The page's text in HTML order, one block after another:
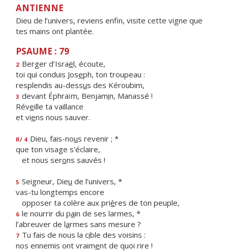
ANTIENNE
Dieu de l’univers, reviens enfin, visite cette vigne que
tes mains ont plantée.
PSAUME : 79
2 Berger d’Israël, écoute,
toi qui conduis Joseph, ton troupeau :
resplendis au-dessus des Kéroubim,
3 devant Éphraïm, Benjamin, Manassé !
Réveille ta vaillance
et viens nous sauver.
R/ 4 Dieu, fais-nous revenir ; *
que ton visage s’éclaire,
et nous serons sauvés !
5 Seigneur, Dieu de l’univers, *
vas-tu longtemps encore
opposer ta colère aux prières de ton peuple,
6 le nourrir du pain de ses larmes, *
l’abreuver de larmes sans mesure ?
7 Tu fais de nous la cible des voisins :
nos ennemis ont vraiment de quoi rire !